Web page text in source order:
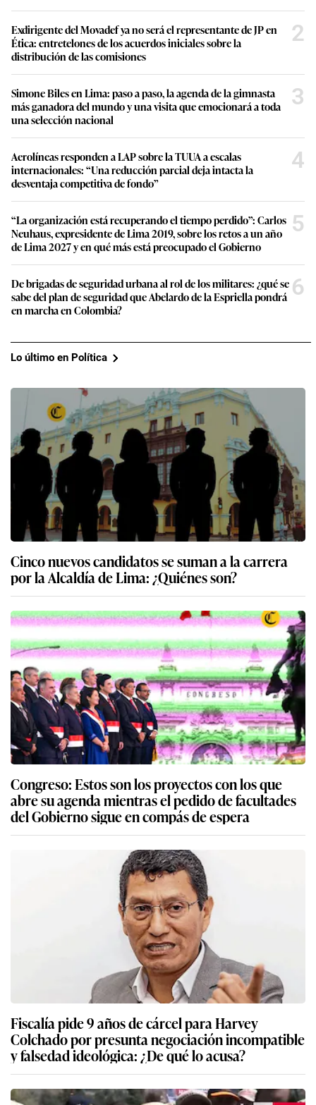
Exdirigente del Movadef ya no será el representante de JP en
Ética: entretelones de los acuerdos iniciales sobre la
distribución de las comisiones
2
Simone Biles en Lima: paso a paso, la agenda de la gimnasta
más ganadora del mundo y una visita que emocionará a toda
una selección nacional
3
Aerolíneas responden a LAP sobre la TUUA a escalas
internacionales: “Una reducción parcial deja intacta la
desventaja competitiva de fondo”
4
“La organización está recuperando el tiempo perdido”: Carlos
Neuhaus, expresidente de Lima 2019, sobre los retos a un año
de Lima 2027 y en qué más está preocupado el Gobierno
5
De brigadas de seguridad urbana al rol de los militares: ¿qué se
sabe del plan de seguridad que Abelardo de la Espriella pondrá
en marcha en Colombia?
6
Lo último en Política
Cinco nuevos candidatos se suman a la carrera
por la Alcaldía de Lima: ¿Quiénes son?
Congreso: Estos son los proyectos con los que
abre su agenda mientras el pedido de facultades
del Gobierno sigue en compás de espera
Fiscalía pide 9 años de cárcel para Harvey
Colchado por presunta negociación incompatible
y falsedad ideológica: ¿De qué lo acusa?